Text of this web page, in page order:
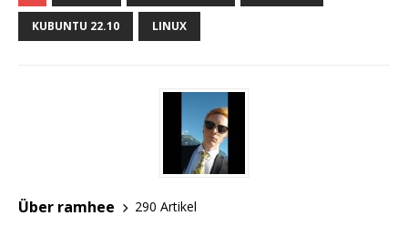
KUBUNTU 22.10 LINUX
Über ramhee
290 Artikel